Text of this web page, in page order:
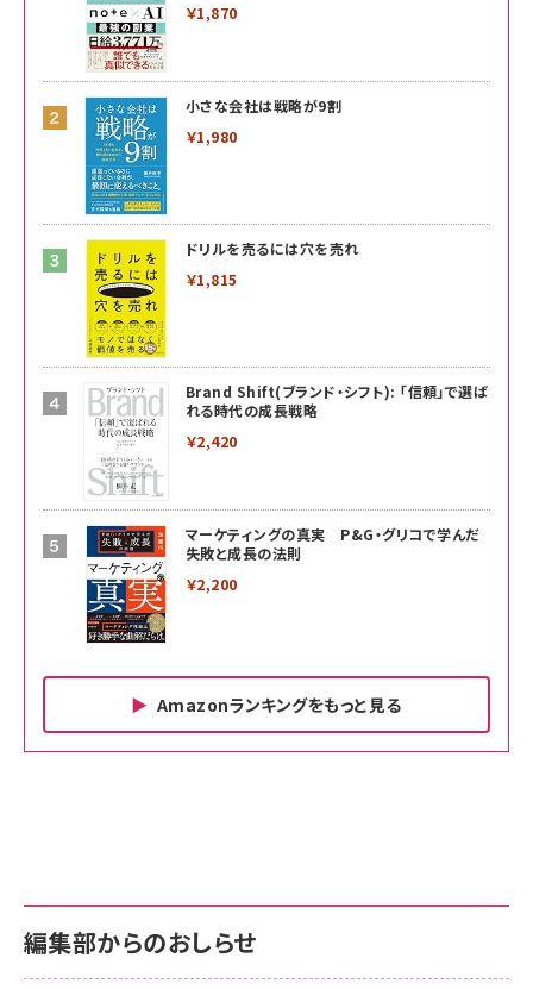
￥1,870
小さな会社は戦略が9割
￥1,980
ドリルを売るには穴を売れ
￥1,815
Brand Shift(ブランド・シフト): 「信頼」で選ば
れる時代の成長戦略
￥2,420
マーケティングの真実 P&G・グリコで学んだ
失敗と成長の法則
￥2,200
Amazonランキングをもっと見る
￥880
anan(アンアン)2026/06/24号 No.2500増刊
スペシャルエディション[王道エンタメの矜持／
サポート正規品 メーカー保証5年 KLMEA128G
NIMASO ガラスフィルム iPhone 17 用 保護フィ
サポート正規品 メーカー保証5年 KLMEA128G
Amazon eギフトカード - Amazonロゴ - クラ
編集部からのおしらせ